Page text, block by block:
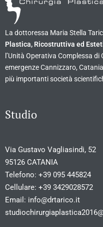
La dottoressa Maria Stella
Plastica, Ricostruttiva ed
l’Unità Operativa Complessa
emergenze Cannizzaro,
più importanti società
Studio
Via Gustavo Vagliasindi, 52
95126 CATANIA
Telefono: +39 095 445824
Cellulare: +39 3429028572
Email: info@drtarico.it